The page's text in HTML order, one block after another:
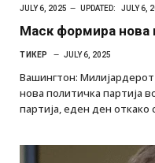
JULY 6, 2025 UPDATED: JULY 6,
Маск формира нова
ТИКЕР JULY 6, 2025
Вашингтон:
нова политичка партија
партија, еден ден